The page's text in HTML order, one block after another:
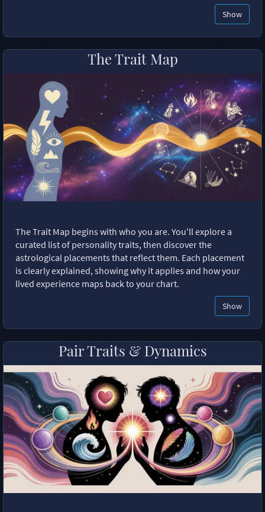
Show
The Trait Map
The Trait Map begins with who you are. You'll explore a
curated list of personality traits, then discover the
astrological placements that reflect them. Each placement
is clearly explained, showing why it applies and how your
lived experience maps back to your chart.
Show
Pair Traits & Dynamics